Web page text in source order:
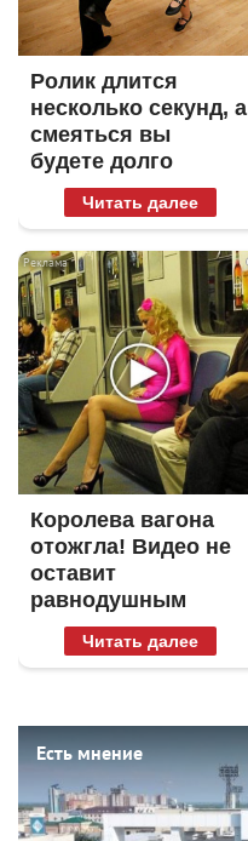
Ролик длится
несколько секунд, а
смеяться вы
будете долго
Читать далее
Королева вагона
отожгла! Видео не
оставит
равнодушным
Читать далее
Есть мнение